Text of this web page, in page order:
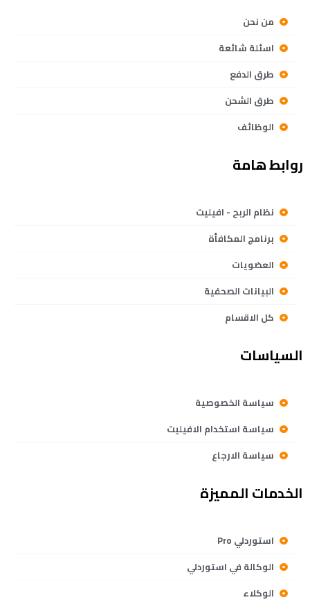
من نحن
اسئلة شائعة
طرق الدفع
طرق الشحن
الوظائف
روابط هامة
نظام الربح - افيليت
برنامج المكافأة
العضويات
البيانات الصحفية
كل الاقسام
السياسات
سياسة الخصوصية
سياسة استخدام الافيليت
سياسة الارجاع
الخدمات المميزة
استوردلي Pro
الوكالة في استوردلي
الوكلاء